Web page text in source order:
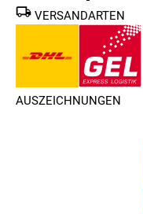
VERSANDARTEN
AUSZEICHNUNGEN